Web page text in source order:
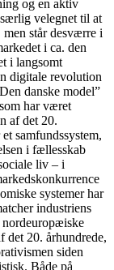
og en aktiv
velegnet til at
står desværre i
i ca. den
i langsomt
digitale revolution
danske model”
har været
af det 20.
samfundssystem,
i fællesskab
liv – i
systemer har
industriens
det 20. århundrede,
siden
Både på